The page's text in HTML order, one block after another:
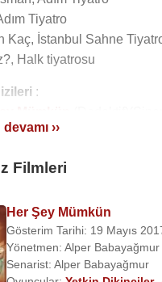
Tiyatro
Kaç, İstanbul Sahne
Halk tiyatrosu
:
De(Tolga)(Sinema Filmi)
(Şevket) (TV Dizisi)
(TV Dizisi)
İncir (Oyuncu) (Sinema
Getireceğim (Sinema
Sokak (TV Dizisi)
››
Filmleri
Her Şey Mümkün
Gösterim Tarihi: 19 Mayıs
Yönetmen: Alper Babayağmur
Senarist: Alper Babayağmur